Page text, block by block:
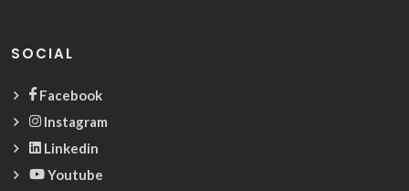
SOCIAL
Facebook
Instagram
Linkedin
Youtube